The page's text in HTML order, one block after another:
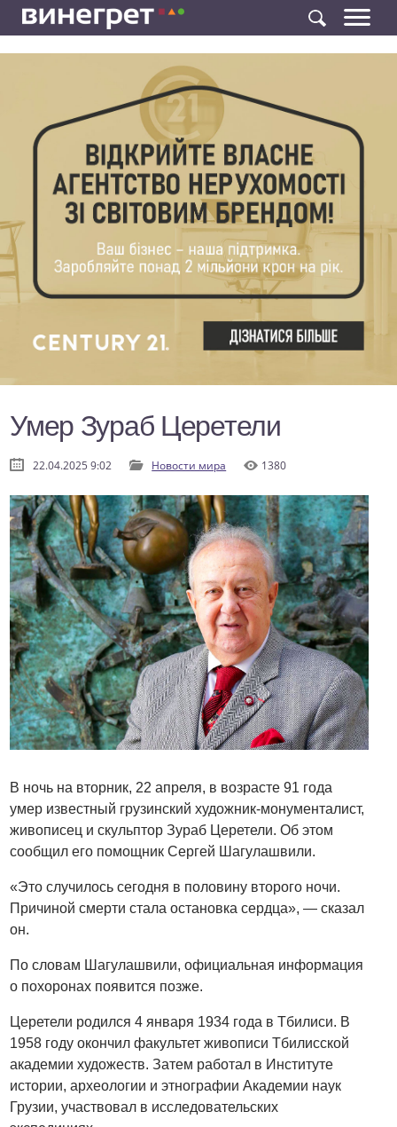
Умер Зураб Церетели
22.04.2025 9:02 Новости мира 1380
В ночь на вторник, 22 апреля, в возрасте 91 года
умер известный грузинский художник-монументалист,
живописец и скульптор Зураб Церетели. Об этом
сообщил его помощник Сергей Шагулашвили.
«Это случилось сегодня в половину второго ночи.
Причиной смерти стала остановка сердца», — сказал
он.
По словам Шагулашвили, официальная информация
о похоронах появится позже.
Церетели родился 4 января 1934 года в Тбилиси. В
1958 году окончил факультет живописи Тбилисской
академии художеств. Затем работал в Институте
истории, археологии и этнографии Академии наук
Грузии, участвовал в исследовательских